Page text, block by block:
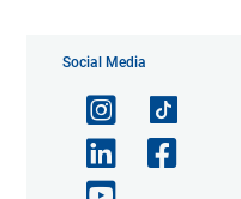
Social Media